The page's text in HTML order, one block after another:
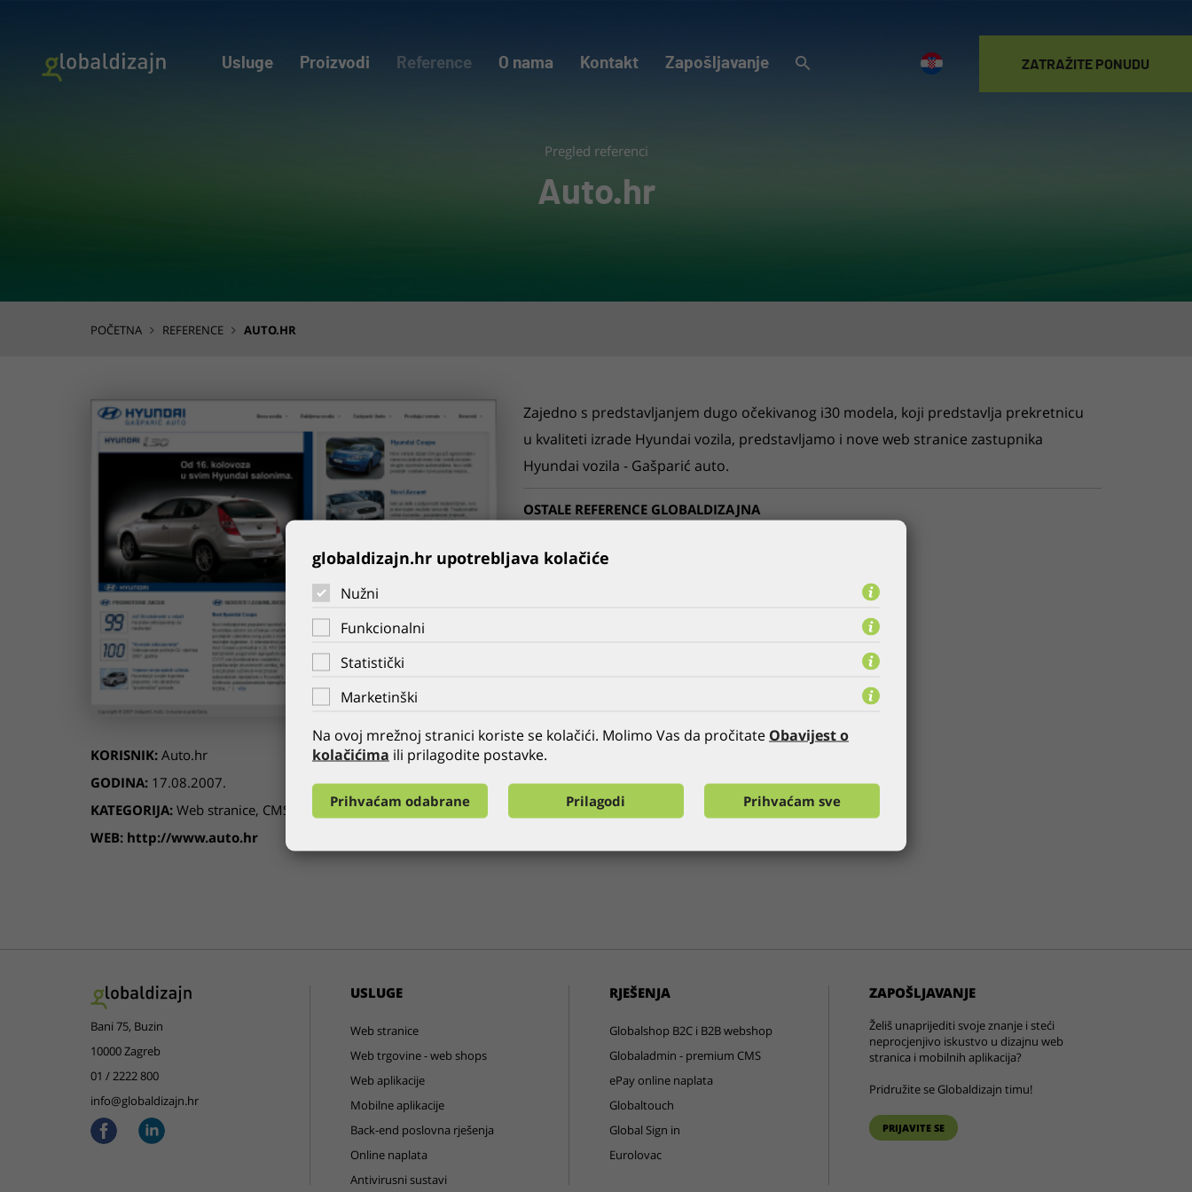
POSTANITE
Usluge Proizvodi Reference O nama Kontakt Zapošljavanje ZATRAŽITE PONUDU
Pregled referenci
Auto.hr
POČETNA REFERENCE AUTO.HR
KORISNIK: Auto.hr
GODINA: 17.08.2007.
KATEGORIJA: Web stranice, CMS
WEB: http://www.auto.hr
Zajedno s predstavljanjem dugo očekivanog i30 modela, koji predstavlja prekretnicu
u kvaliteti izrade Hyundai vozila, predstavljamo i nove web stranice zastupnika
Hyundai vozila - Gašparić auto.
OSTALE REFERENCE GLOBALDIZAJNA
PRETHODNA
Bani 75, Buzin
10000 Zagreb
01 / 2222 800
info@globaldizajn.hr
USLUGE
Web stranice
Web trgovine - web shops
Web aplikacije
Mobilne aplikacije
Back-end poslovna rješenja
Online naplata
Antivirusni sustavi
RJEŠENJA
Globalshop B2C i B2B webshop
Globaladmin - premium CMS
ePay online naplata
Globaltouch
Global Sign in
Eurolovac
ZAPOŠLJAVANJE
Želiš unaprijediti svoje znanje i steći
neprocjenjivo iskustvo u dizajnu web
stranica i mobilnih aplikacija?
Pridružite se Globaldizajn timu!
PRIJAVITE SE
globaldizajn.hr upotrebljava kolačiće
Nužni
Funkcionalni
Statistički
Marketinški
Na ovoj mrežnoj stranici koriste se kolačići. Molimo Vas da pročitate Obavijest o
kolačićima ili prilagodite postavke.
Prihvaćam odabrane Prilagodi Prihvaćam sve